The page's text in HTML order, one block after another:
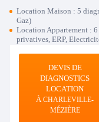
Location Maison : 5
Gaz)
Location Appartement :
privatives, ERP,
DEVIS DE
DIAGNOSTICS
LOCATION
ÀCHARLEVILLE-
MÉZIÈRE